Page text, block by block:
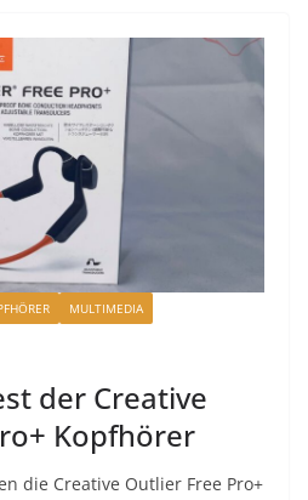
MULTIMEDIA
der Creative
Kopfhörer
die Creative Outlier Free Pro+